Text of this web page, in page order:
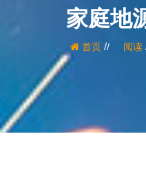
家庭地
首页/ 阅读